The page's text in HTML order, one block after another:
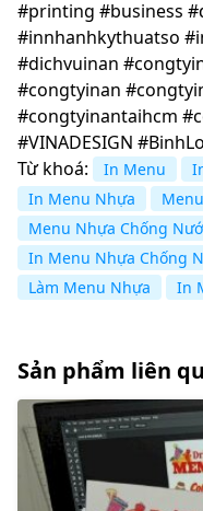
#printing #business
#innhanhkythuatso
#dichvuinan
#congtyinan
#congtyinantaihcm
#VINADESIGN
Từ khoá:
In Menu
In Menu Nhựa
Menu Nhựa Chống
In Menu Nhựa Chống
Làm Menu Nhựa
In
Sản phẩm liên